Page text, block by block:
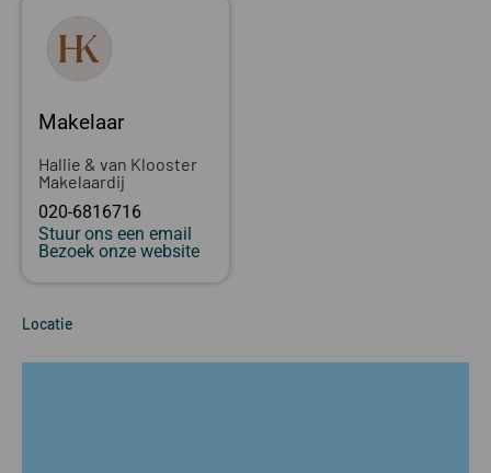
Makelaar
Hallie & van Klooster
Makelaardij
020-6816716
Stuur ons een email
Bezoek onze website
Locatie